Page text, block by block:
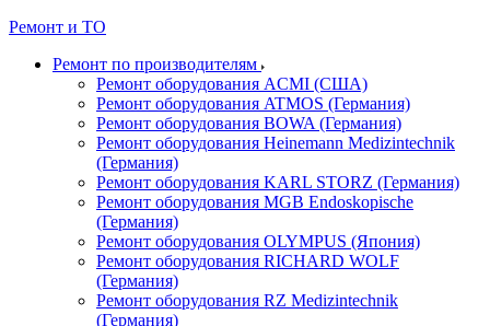
Ремонт и ТО
Ремонт по производителям
Ремонт оборудования ACMI (США)
Ремонт оборудования ATMOS (Германия)
Ремонт оборудования BOWA (Германия)
Ремонт оборудования Heinemann Medizintechnik
(Германия)
Ремонт оборудования KARL STORZ (Германия)
Ремонт оборудования MGB Endoskopische
(Германия)
Ремонт оборудования OLYMPUS (Япония)
Ремонт оборудования RICHARD WOLF
(Германия)
Ремонт оборудования RZ Medizintechnik
(Германия)